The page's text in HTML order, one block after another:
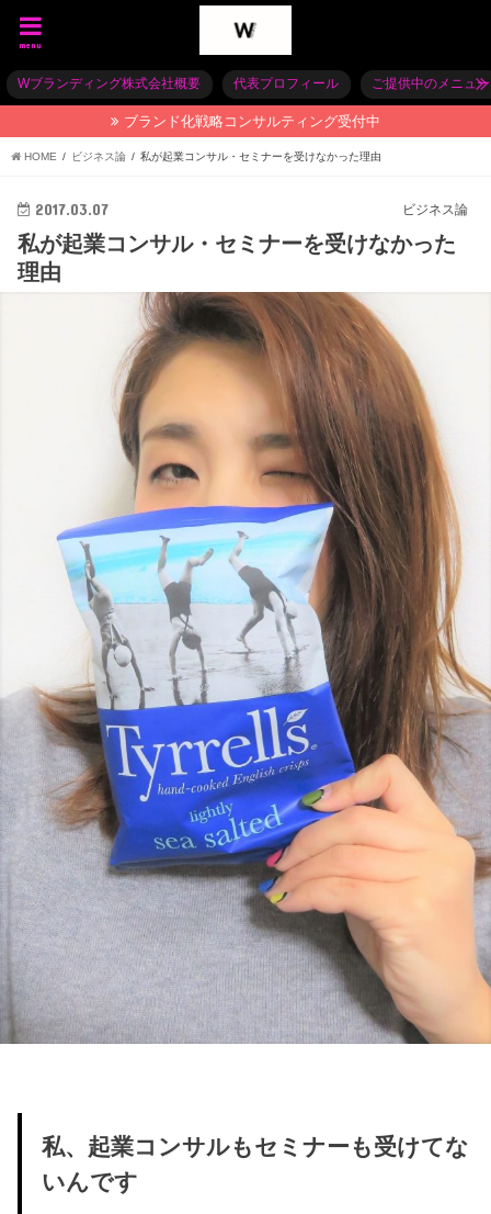
menu
Wブランディング株式会社概要 代表プロフィール ご提供中のメニュー
ブランド化戦略コンサルティング受付中
HOME ビジネス論 私が起業コンサル・セミナーを受けなかった理由
ビジネス論
2017.03.07
私が起業コンサル・セミナーを受けなかった
理由
私、起業コンサルもセミナーも受けてな
いんです